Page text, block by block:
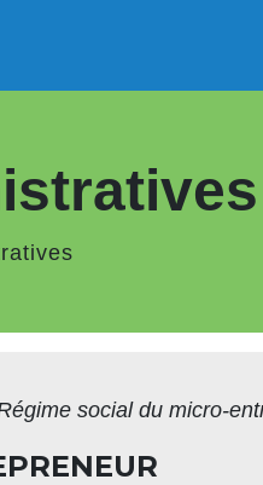
social du micro-